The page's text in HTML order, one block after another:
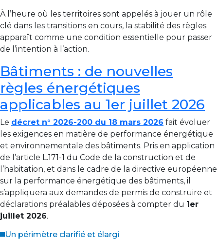
À l’heure où les territoires sont appelés à jouer un rôle
clé dans les transitions en cours, la stabilité des règles
apparaît comme une condition essentielle pour passer
de l’intention à l’action.
Bâtiments : de nouvelles
règles énergétiques
applicables au 1er juillet 2026
Le décret n° 2026-200 du 18 mars 2026 fait évoluer
les exigences en matière de performance énergétique
et environnementale des bâtiments. Pris en application
de l’article L.171-1 du Code de la construction et de
l’habitation, et dans le cadre de la directive européenne
sur la performance énergétique des bâtiments, il
s’appliquera aux demandes de permis de construire et
déclarations préalables déposées à compter du 1er
juillet 2026.
Un périmètre clarifié et élargi